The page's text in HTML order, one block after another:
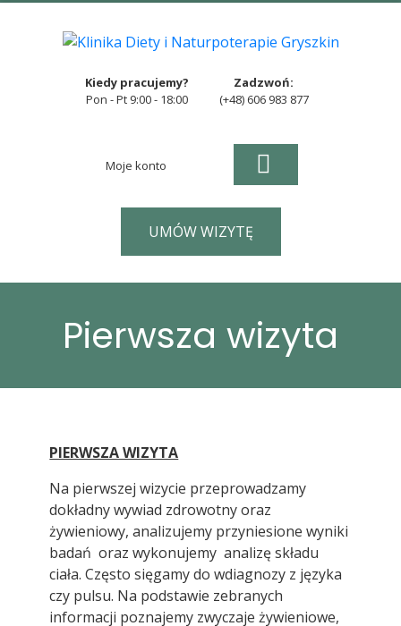
Kiedy pracujemy?
Pon - Pt 9:00 - 18:00
Zadzwoń:
(+48) 606 983 877
Moje konto
UMÓW WIZYTĘ
Pierwsza wizyta
PIERWSZA WIZYTA
Na pierwszej wizycie przeprowadzamy
dokładny wywiad zdrowotny oraz
żywieniowy, analizujemy przyniesione wyniki
badań oraz wykonujemy analizę składu
ciała. Często sięgamy do wdiagnozy z języka
czy pulsu. Na podstawie zebranych
informacji poznajemy zwyczaje żywieniowe,